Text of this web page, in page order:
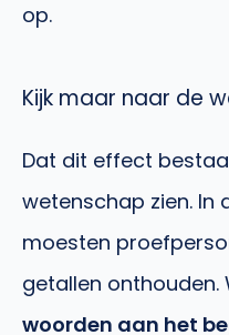
op.
Kijk maar naar de
Dat dit effect
wetenschap zien. In
moesten
getallen onthouden.
woorden aan het